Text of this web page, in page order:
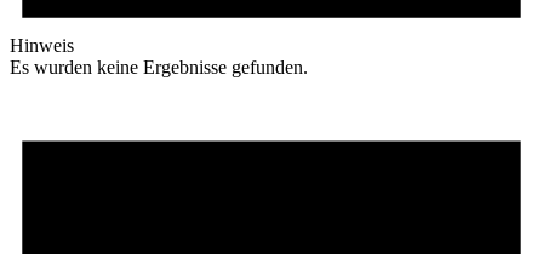
Hinweis
Es wurden keine Ergebnisse gefunden.